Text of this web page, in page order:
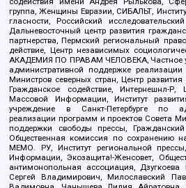
группа, Женщины Евразии, СИБАЛЬТ,
гласности, Российский
Дальневосточный центр развития
партнерства, Пермский региональный
действие, Центр независимых
АКАДЕМИЯ ПО ПРАВАМ ЧЕЛОВЕКА, Частное
административной поддержке
Министров северных стран, Центр
Гражданское содействие, Интернешнл-
Массовой Информации, Институт
учреждение в Санкт-Петербурге по
реализации программ и проектов Совета
поддержки свободы прессы,
Общественная комиссия по сохранению
МЕМО. РУ, Институт региональной
Информации, Экозащита!-Женсовет,
антимонопольная ассоциация, Дзугкоева
Сергей Владимирович, Милославский